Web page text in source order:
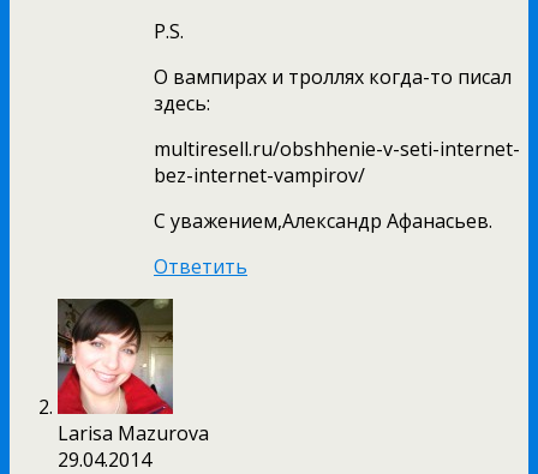
P.S.
О вампирах и троллях когда-то писал
здесь:
multiresell.ru/obshhenie-v-seti-internet-
bez-internet-vampirov/
С уважением,Александр Афанасьев.
Ответить
Larisa Mazurova
29.04.2014